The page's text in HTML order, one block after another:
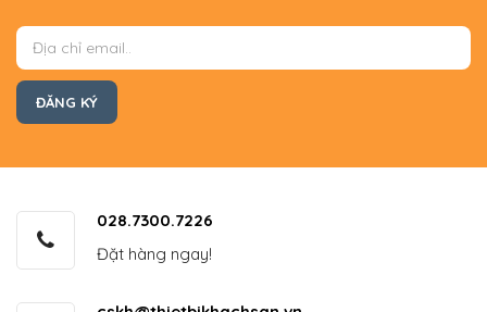
028.7300.7226
Đặt hàng ngay!